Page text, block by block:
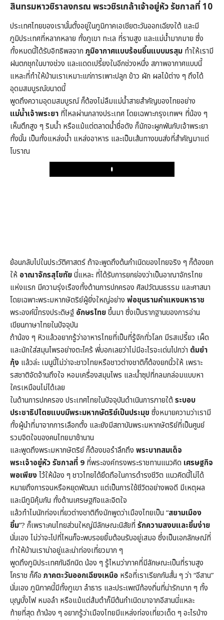
สินทรมหาวชิราลงกรณ พระวชิรเกล้าเจ้าอยู่หัว รัชกาลที่ 10
ประเทศไทยของเรานั้นตั้งอยู่ในภูมิภาคเอเชียตะวันออกเฉียงใต้ และมี
ภูมิประเทศที่หลากหลาย ทั้งภูเขา ทะเล ที่ราบสูง และแม่น้ำมากมาย ซึ่ง
ทั้งหมดนี้ได้รับอิทธิพลจาก ภูมิอากาศแบบร้อนชื้นแบบมรสุม ทำให้เรามี
ฝนตกชุกในบางช่วง และแดดเปรี้ยงในอีกช่วงหนึ่ง สภาพอากาศแบบนี้
แหละที่ทำให้บ้านเราเหมาะแก่การเพาะปลูก ข้าว ผัก ผลไม้ต่าง ๆ ถึงได้
อุดมสมบูรณ์ขนาดนี้
พูดถึงความอุดมสมบูรณ์ ก็ต้องไม่ลืมแม่น้ำสายสำคัญของไทยอย่าง
แม่น้ำเจ้าพระยา ที่ไหลผ่านกลางประเทศ โดยเฉพาะกรุงเทพฯ ที่น้อง ๆ
เห็นตึกสูง ๆ ริมน้ำ หรือแม้แต่ตลาดน้ำชื่อดัง ก็มักจะผูกพันกับเจ้าพระยา
ทั้งนั้น เป็นทั้งแหล่งน้ำ แหล่งอาหาร และเป็นเส้นทางขนส่งที่สำคัญมาแต่
โบราณ
Play
ย้อนกลับไปในประวัติศาสตร์ ถ้าจะพูดถึงต้นกำเนิดของไทยจริง ๆ ก็ต้องยก
ให้ อาณาจักรสุโขทัยนี่แหละ ที่ได้รับการยกย่องว่าเป็นอาณาจักรไทย
แห่งแรก มีความรุ่งเรืองทั้งด้านการปกครอง ศิลปวัฒนธรรม และศาสนา
โดยเฉพาะพระมหากษัตริย์ผู้ยิ่งใหญ่อย่าง พ่อขุนรามคำแหงมหาราช
พระองค์นี้ทรงประดิษฐ์ อักษรไทยขึ้นมา ซึ่งเป็นรากฐานของการอ่าน
เขียนภาษาไทยในปัจจุบัน
ถ้าน้อง ๆ หิวแล้วอยากรู้ว่าอาหารไทยที่เป็นที่รู้จักทั่วโลก มีรสเปรี้ยว เผ็ด
และมักใส่สมุนไพรอย่างตะไคร้ พี่บอกเลยว่าไม่มีอะไรจะเด่นไปกว่า ต้มยำ
กุ้ง แล้วล่ะ เมนูนี้ไม่ว่าจะชาวไทยหรือชาวต่างชาติก็ต้องยกนิ้วให้ เพราะ
รสชาติจัดจ้านถึงใจ หอมเครื่องสมุนไพร และน้ำซุปที่กลมกล่อมแบบหา
ใครเหมือนไม่ได้เลย
ในด้านการปกครอง ประเทศไทยในปัจจุบันดำเนินการภายใต้ ระบอบ
ประชาธิปไตยแบบมีพระมหากษัตริย์เป็นประมุข ซึ่งหมายความว่าเรามี
ทั้งผู้นำที่มาจากการเลือกตั้ง และยังมีสถาบันพระมหากษัตริย์ที่เป็นศูนย์
รวมจิตใจของคนไทยมาช้านาน
และพูดถึงพระมหากษัตริย์ ก็ต้องขอรำลึกถึง พระบาทสมเด็จ
พระเจ้าอยู่หัว รัชกาลที่ 9 ที่พระองค์ทรงพระราชทานแนวคิด เศรษฐกิจ
พอเพียงไว้ให้น้อง ๆ ชาวไทยได้ยึดถือในการดำรงชีวิต แนวคิดนี้ไม่ได้
หมายถึงการจนหรือหยุดพัฒนา แต่เป็นการใช้ชีวิตอย่างพอดี มีเหตุผล
และมีภูมิคุ้มกัน ทั้งด้านเศรษฐกิจและจิตใจ
แล้วทำไมนักท่องเที่ยวต่างชาติถึงมักพูดว่าเมืองไทยเป็น “สยามเมือง
ยิ้ม”? ก็เพราะคนไทยส่วนใหญ่มีลักษณะนิสัยที่ รักความสงบและยิ้มง่าย
นั่นเอง ไม่ว่าจะไปที่ไหนก็จะพบรอยยิ้มต้อนรับอยู่เสมอ ซึ่งเป็นเอกลักษณ์ที่
ทำให้บ้านเราน่าอยู่และน่าท่องเที่ยวมาก ๆ
พูดถึงภูมิประเทศกันอีกนิด น้อง ๆ รู้ไหมว่าภาคที่มีลักษณะเป็นที่ราบสูง
โคราช ก็คือ ภาคตะวันออกเฉียงเหนือ หรือที่เราเรียกกันสั้น ๆ ว่า “อีสาน”
นั่นเอง ภูมิภาคนี้มีทั้งภูเขา ลำธาร และประเพณีท้องถิ่นที่น่ารักมาก ๆ ทั้ง
บุญบั้งไฟ หมอลำ หรือแม้แต่ส้มตำก็มีต้นกำเนิดมาจากอีสานนี่แหละ
ท้ายที่สุด ถ้าน้อง ๆ อยากรู้ว่าเมืองไทยมีแหล่งท่องเที่ยวเด็ด ๆ อะไรบ้าง